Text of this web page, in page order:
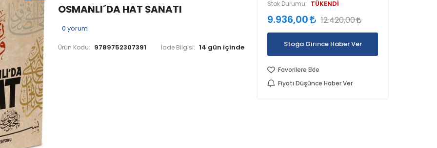
OSMANLI´DA HAT SANATI
0 yorum
Ürün Kodu: 9789752307391 İade Bilgisi:
Stok Durumu: TÜKENDİ
9.936,00 12.420,00
Stoğa Girince Haber Ver
Favorilere Ekle
Fiyatı Düşünce Haber Ver